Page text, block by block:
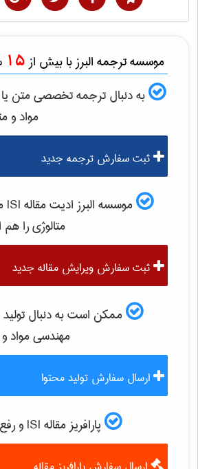
موسسه ترجمه البرز با بیش از 15
به دنبال ترجمه تخصصی متن یا
مواد و
ثبت سفارش ترجمه جدید
موسسه البرز ادیت مقاله ISI
متالوژیرا
ثبت سفارش ویرایش مقاله جدید
ممکن است به دنبال تولید
مهندسی مواد و
ارسال سفارش تولید محتوا
پارافریز مقاله ISI و رفع plagiarism